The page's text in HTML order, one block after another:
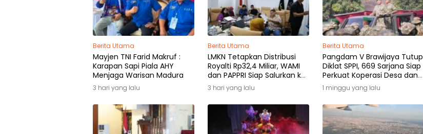
Berita Utama
Mayjen TNI Farid Makruf :
Karapan Sapi Piala AHY
Menjaga Warisan Madura
3 hari yang lalu
Berita Utama
LMKN Tetapkan Distribusi
Royalti Rp32,4 Miliar, WAMI
dan PAPPRI Siap Salurkan ke
Pemilik Hak
3 hari yang lalu
Berita Utama
Pangdam V Brawijaya Tutup
Diklat SPPI, 669 Sarjana Siap
Perkuat Koperasi Desa dan
Kampung Nelayan
1 minggu yang lalu